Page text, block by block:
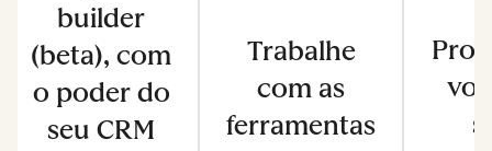
builder
(beta), com
o poder do
seu CRM
Trabalhe
com as
ferramentas